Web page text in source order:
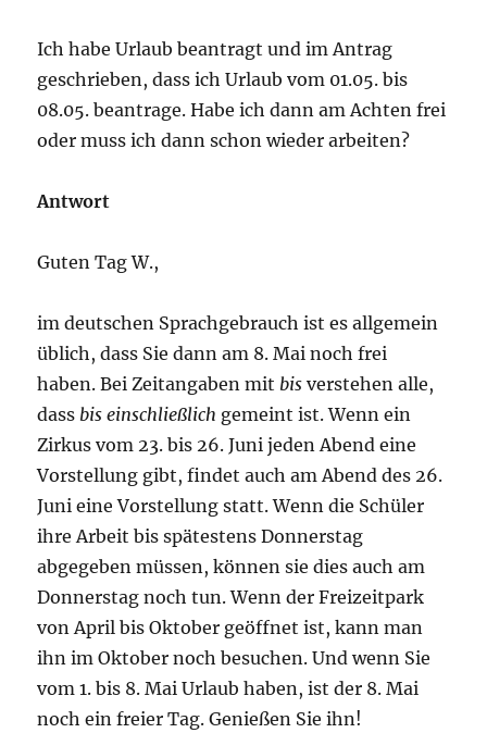
Ich habe Urlaub beantragt und im Antrag
geschrieben, dass ich Urlaub vom 01.05. bis
08.05. beantrage. Habe ich dann am Achten frei
oder muss ich dann schon wieder arbeiten?
Antwort
Guten Tag W.,
im deutschen Sprachgebrauch ist es allgemein
üblich, dass Sie dann am 8. Mai noch frei
haben. Bei Zeitangaben mit bis verstehen alle,
dass bis einschließlich gemeint ist. Wenn ein
Zirkus vom 23. bis 26. Juni jeden Abend eine
Vorstellung gibt, findet auch am Abend des 26.
Juni eine Vorstellung statt. Wenn die Schüler
ihre Arbeit bis spätestens Donnerstag
abgegeben müssen, können sie dies auch am
Donnerstag noch tun. Wenn der Freizeitpark
von April bis Oktober geöffnet ist, kann man
ihn im Oktober noch besuchen. Und wenn Sie
vom 1. bis 8. Mai Urlaub haben, ist der 8. Mai
noch ein freier Tag. Genießen Sie ihn!